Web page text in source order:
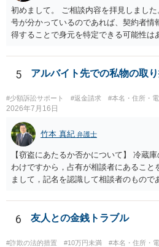
初めまして。 ご相談内容を拝見しまし
号が分かっているのであれば、契約者情
得することで身元を特定できる可能性は
ろです。 LINEについても、詐欺の事案
りますが、携帯電話の番号を経由する
本的に贈与に該当する場合には返金請求
当方に返金の理屈があるかどうかを確認
た金額について、裏付けがあるかどうか
身元の特定、返金の理屈があると判断で
からスタートすることになるでしょう。
ことの立証は簡単ではありません。 刑
返金交渉で有利になる可能性があります
に難しいところがあります。 こちらに
良いかと思います。
5 アルバイト先での私物の取
#少額訴訟サポート #返金請求 #本名・住所・
2026年7月16日
竹本 真紀 弁護士
【窃盗にあたるか否かについて】 冷蔵
わけですから，占有が相談者にあること
まして，記名を認識して相談者のもの
盗罪が成立します。 しかし，窃盗罪は
は，窃盗罪は成立しません。処罰規定
出してしまったのでしょう。 残っている
6 友人との金銭トラブル
#詐欺の法的措置 #10万円未満 #本名・住所・